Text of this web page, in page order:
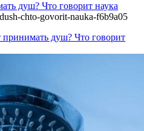
душ? Что говорит наука
chto-govorit-nauka-f6b9a05
принимать душ? Что говорит